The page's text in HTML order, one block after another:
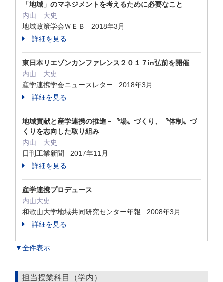
「地域」のマネジメントを考えるために必要なこと
内山 大史
地域政策学会ＷＥＢ 2018年3月
詳細を見る
東日本リエゾンカンファレンス２０１７in弘前を開催
内山 大史
産学連携学会ニュースレター 2018年3月
詳細を見る
地域貢献と産学連携の推進－〝場〟づくり、〝体制〟づ
くりを志向した取り組み
内山 大史
日刊工業新聞 2017年11月
詳細を見る
産学連携プロデュース
内山大史
和歌山大学地域共同研究センター年報 2008年3月
詳細を見る
▼全件表示
担当授業科目（学内）